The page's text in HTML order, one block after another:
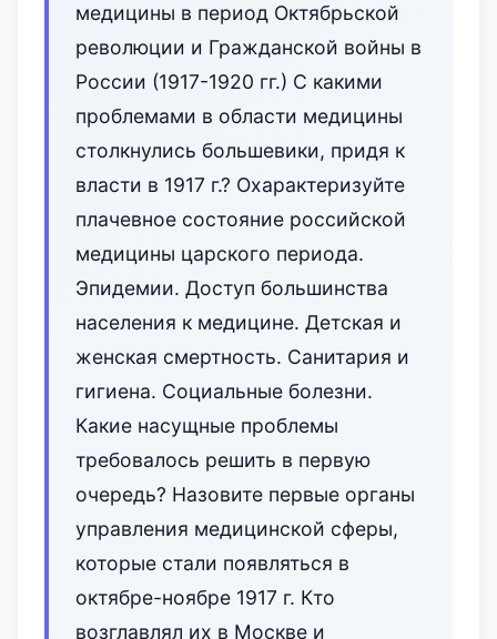
медицины в период Октябрьской
революции и Гражданской войны в
России (1917-1920 гг.) С какими
проблемами в области медицины
столкнулись большевики, придя к
власти в 1917 г.? Охарактеризуйте
плачевное состояние российской
медицины царского периода.
Эпидемии. Доступ большинства
населения к медицине. Детская и
женская смертность. Санитария и
гигиена. Социальные болезни.
Какие насущные проблемы
требовалось решить в первую
очередь? Назовите первые органы
управления медицинской сферы,
которые стали появляться в
октябре-ноябре 1917 г. Кто
возглавлял их в Москве и